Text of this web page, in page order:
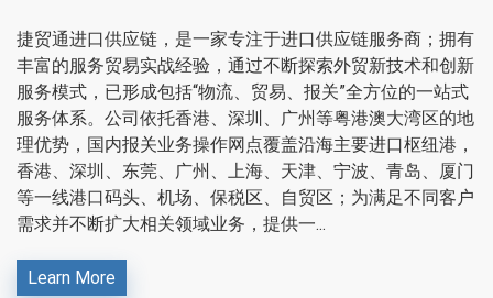
捷贸通进口供应链，是一家专注于进口供应链服务商；拥有
丰富的服务贸易实战经验，通过不断探索外贸新技术和创新
服务模式，已形成包括“物流、贸易、报关”全方位的一站式
服务体系。公司依托香港、深圳、广州等粤港澳大湾区的地
理优势，国内报关业务操作网点覆盖沿海主要进口枢纽港，
香港、深圳、东莞、广州、上海、天津、宁波、青岛、厦门
等一线港口码头、机场、保税区、自贸区；为满足不同客户
需求并不断扩大相关领域业务，提供一...
Learn More